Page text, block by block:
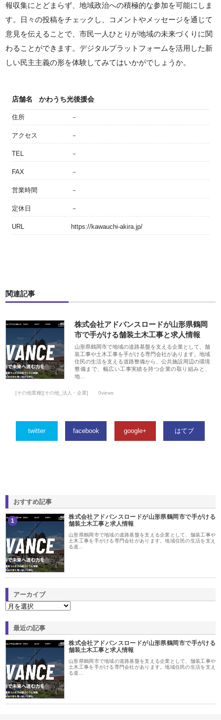
報収集にとどまらず、地域政治への積極的な参加を可能にしま
す。日々の投稿をチェックし、コメントやメッセージを通じて
意見を伝えることで、市民一人ひとりが地域の未来づくりに関
わることができます。デジタルプラットフォームを活用した新
しい民主主義の形を体験してみてはいかがでしょうか。
店舗名 かわうち光後援会
住所 －
アクセス －
TEL －
FAX －
営業時間 －
定休日 －
URL https://kawauchi-akira.jp/
関連記事
株式会社アドバンスロードが山形県鶴岡
市で手がける舗装土木工事と求人情報
山形県鶴岡市で地域の道路基盤を支える企業として、舗
装工事や土木工事を手がける専門会社があります。地域
住民の生活を支える道路整備から、公共施設周辺の環境
整備まで、幅広い工事実績を持つ企業の取り組みと、
地…
[その他業種][その他_法人・企業] 0views
twitter facebook google+ はてブ
おすすめ記事
1
株式会社アドバンスロードが山形県鶴岡市で手がける
舗装土木工事と求人情報
山形県鶴岡市で地域の道路基盤を支える企業として、舗装工事や
土木工事を手がける専門会社があります。地域住民の生活を支え
る道…
アーカイブ
最近の記事
株式会社アドバンスロードが山形県鶴岡市で手がける
舗装土木工事と求人情報
山形県鶴岡市で地域の道路基盤を支える企業として、舗装工事や
土木工事を手がける専門会社があります。地域住民の生活を支え
る道…